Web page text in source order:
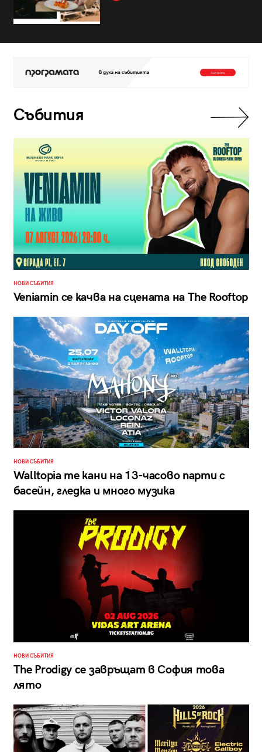
Събития
НОВИ СЪБИТИЯ
Veniamin се качва на сцената на The Rooftop
НОВИ СЪБИТИЯ
Walltopia те кани на 13-часово парти с
басейн, гледка и много музика
НОВИ СЪБИТИЯ
The Prodigy се завръщат в София това
лято